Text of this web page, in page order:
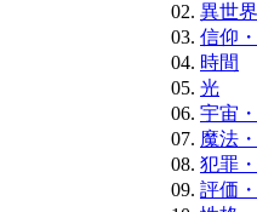
異世
信仰
時間
光
宇宙
魔法
犯罪
評価